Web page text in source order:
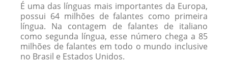
É uma das línguas mais importantes da Europa,
possui 64 milhões de falantes como primeira
língua. Na contagem de falantes de italiano
como segunda língua, esse número chega a 85
milhões de falantes em todo o mundo inclusive
no Brasil e Estados Unidos.